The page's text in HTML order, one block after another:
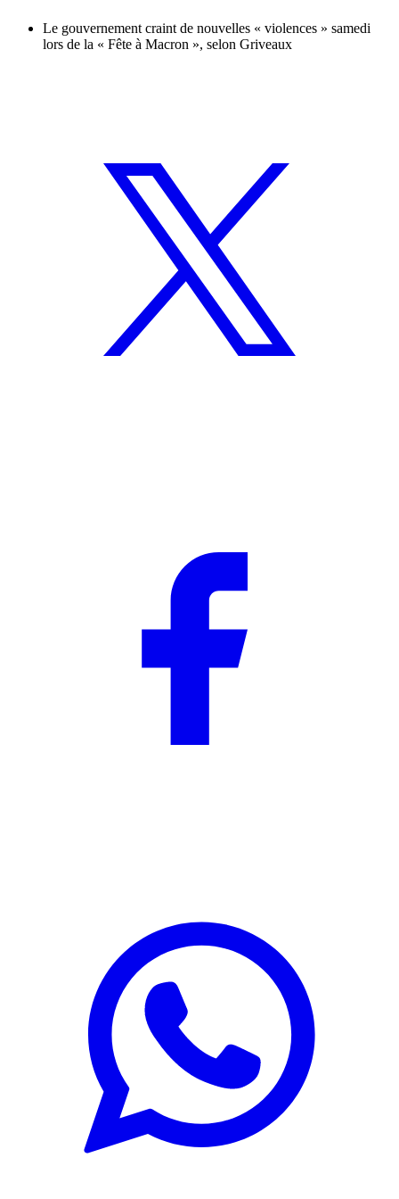
Le gouvernement craint de nouvelles « violences » samedi
lors de la « Fête à Macron », selon Griveaux